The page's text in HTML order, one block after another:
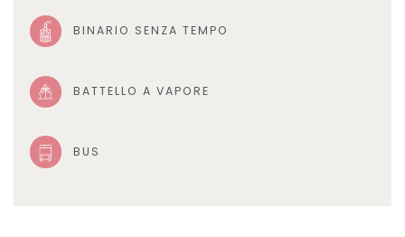
BINARIO SENZA TEMPO
BATTELLO A VAPORE
BUS